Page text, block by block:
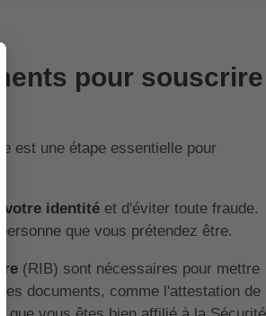
pour souscrire
est une étape essentielle pour
votre identitéet d'éviter toute fraude.
que vous prétendez être.
(RIB) sont nécessaires pour mettre
documents, comme l'attestation de